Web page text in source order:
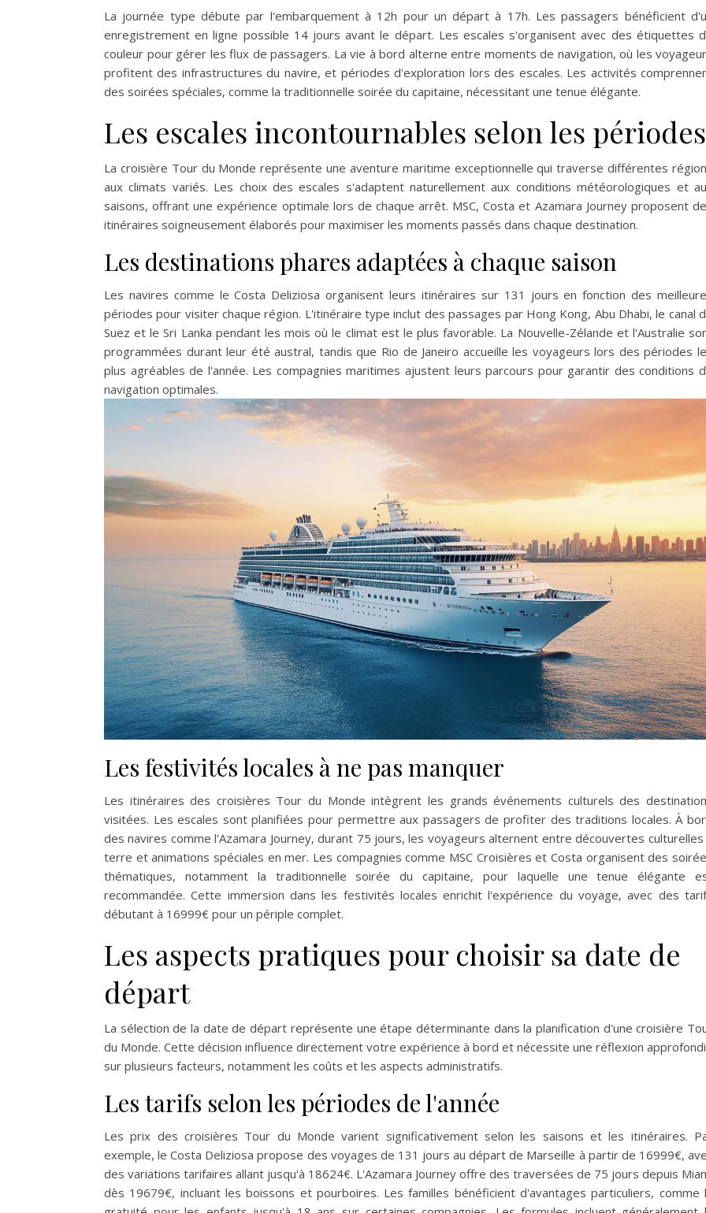
La journée type débute par l'embarquement à 12h pour un départ à 17h. Les passagers bénéficient
enregistrement en ligne possible 14 jours avant le départ. Les escales s'organisent avec des étiquettes
couleur pour gérer les flux de passagers. La vie à bord alterne entre moments de navigation, où les
profitent des infrastructures du navire, et périodes d'exploration lors des escales. Les activités
des soirées spéciales, comme la traditionnelle soirée du capitaine, nécessitant une tenue élégante.
Les escales incontournables selon les périodes
La croisière Tour du Monde représente une aventure maritime exceptionnelle qui traverse différentes
aux climats variés. Les choix des escales s'adaptent naturellement aux conditions météorologiques et
saisons, offrant une expérience optimale lors de chaque arrêt. MSC, Costa et Azamara Journey proposent
itinéraires soigneusement élaborés pour maximiser les moments passés dans chaque destination.
Les destinations phares adaptées à chaque saison
Les navires comme le Costa Deliziosa organisent leurs itinéraires sur 131 jours en fonction des
périodes pour visiter chaque région. L'itinéraire type inclut des passages par Hong Kong, Abu Dhabi, le canal
Suez et le Sri Lanka pendant les mois où le climat est le plus favorable. La Nouvelle-Zélande et l'Australie
programmées durant leur été austral, tandis que Rio de Janeiro accueille les voyageurs lors des périodes
plus agréables de l'année. Les compagnies maritimes ajustent leurs parcours pour garantir des conditions
navigation optimales.
Les festivités locales à ne pas manquer
Les itinéraires des croisières Tour du Monde intègrent les grands événements culturels des
visitées. Les escales sont planifiées pour permettre aux passagers de profiter des traditions locales. À
des navires comme l'Azamara Journey, durant 75 jours, les voyageurs alternent entre découvertes culturelles
terre et animations spéciales en mer. Les compagnies comme MSC Croisières et Costa organisent des
thématiques, notamment la traditionnelle soirée du capitaine, pour laquelle une tenue élégante
recommandée. Cette immersion dans les festivités locales enrichit l'expérience du voyage, avec des
débutant à 16999€ pour un périple complet.
Les aspects pratiques pour choisir sa date de
départ
La sélection de la date de départ représente une étape déterminante dans la planification d'une croisière
du Monde. Cette décision influence directement votre expérience à bord et nécessite une réflexion
sur plusieurs facteurs, notamment les coûts et les aspects administratifs.
Les tarifs selon les périodes de l'année
Les prix des croisières Tour du Monde varient significativement selon les saisons et les itinéraires.
exemple, le Costa Deliziosa propose des voyages de 131 jours au départ de Marseille à partir de 16999€,
des variations tarifaires allant jusqu'à 18624€. L'Azamara Journey offre des traversées de 75 jours depuis
dès 19679€, incluant les boissons et pourboires. Les familles bénéficient d'avantages particuliers, comme